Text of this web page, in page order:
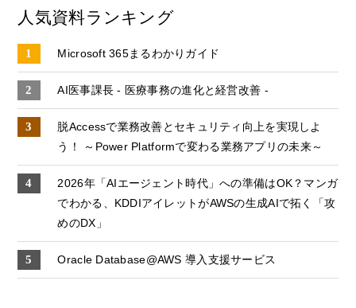
人気資料ランキング
Microsoft 365まるわかりガイド
AI医事課長 - 医療事務の進化と経営改善 -
脱Accessで業務改善とセキュリティ向上を実現しよ
う！ ～Power Platformで変わる業務アプリの未来～
2026年「AIエージェント時代」への準備はOK？マンガ
でわかる、KDDIアイレットがAWSの生成AIで拓く「攻
めのDX」
Oracle Database@AWS 導入支援サービス